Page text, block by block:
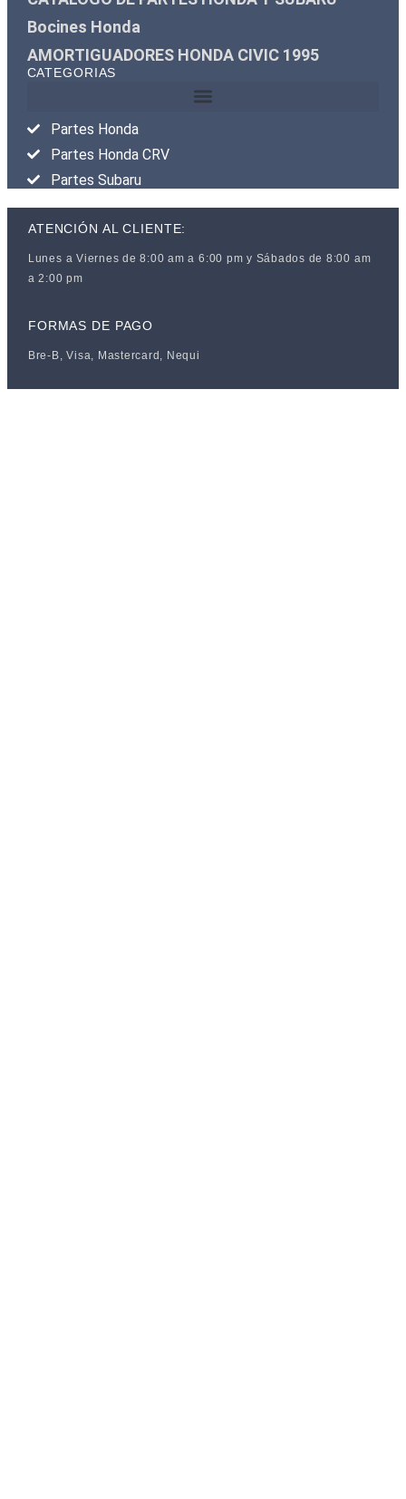
Bocines Honda
AMORTIGUADORES HONDA CIVIC 1995
CATEGORIAS
Partes Honda
Partes Honda CRV
Partes Subaru
ATENCIÓN AL CLIENTE:
Lunes a Viernes de 8:00 am a 6:00 pm y Sábados de 8:00 am
a 2:00 pm
FORMAS DE PAGO
Bre-B, Visa, Mastercard, Nequi